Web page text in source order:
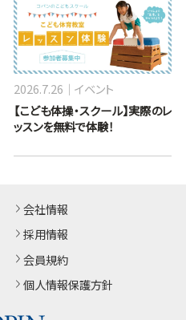
【こども体操・スクール】実際のレ
ッスンを無料で体験！
2026.7.26 イベント
会社情報
採用情報
会員規約
個人情報保護方針